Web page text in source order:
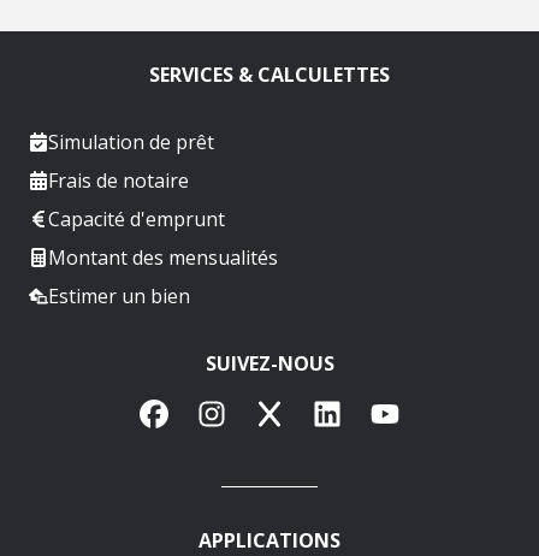
SERVICES & CALCULETTES
Simulation de prêt
Frais de notaire
Capacité d'emprunt
Montant des mensualités
Estimer un bien
SUIVEZ-NOUS
FacebookInstagram
X LinkedInYouTube
APPLICATIONS